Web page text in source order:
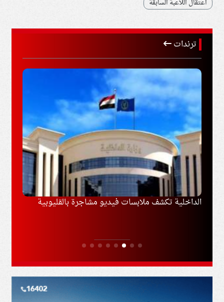
اعتقال اللاعبة السابقة
ترندات
الداخلية تكشف ملابسات فيديو مشاجرة بالقليوبية